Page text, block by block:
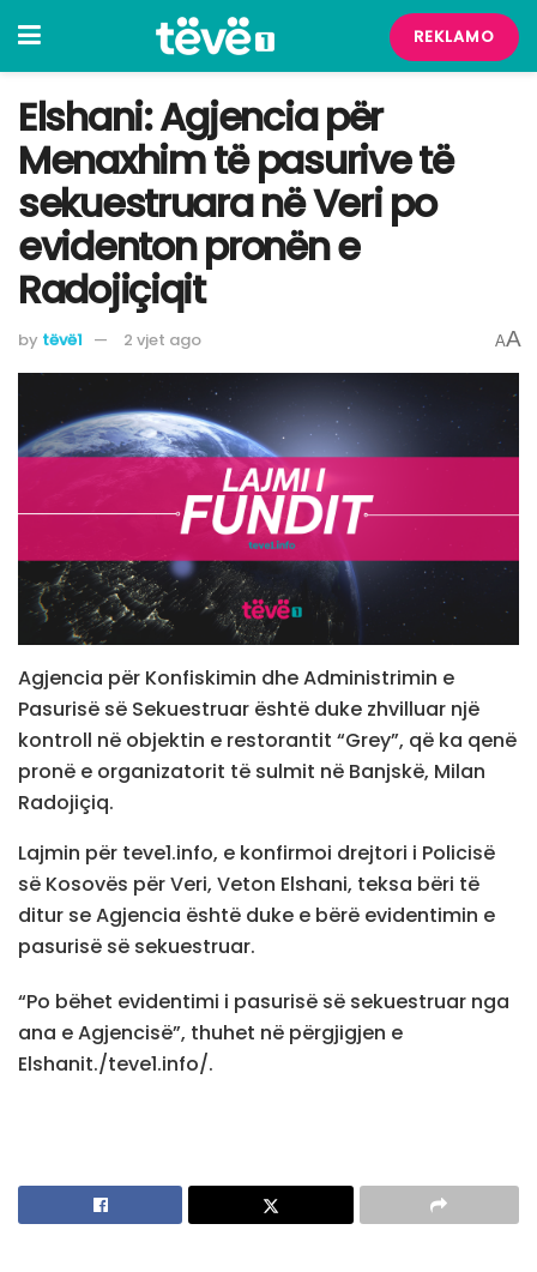
REKLAMO
Elshani: Agjencia për
Menaxhim të pasurive të
sekuestruara në Veri po
evidenton pronën e
Radojiçiqit
by tëvë1 2 vjet ago AA
Agjencia për Konfiskimin dhe Administrimin e
Pasurisë së Sekuestruar është duke zhvilluar një
kontroll në objektin e restorantit “Grey”, që ka qenë
pronë e organizatorit të sulmit në Banjskë, Milan
Radojiçiq.
Lajmin për teve1.info, e konfirmoi drejtori i Policisë
së Kosovës për Veri, Veton Elshani, teksa bëri të
ditur se Agjencia është duke e bërë evidentimin e
pasurisë së sekuestruar.
“Po bëhet evidentimi i pasurisë së sekuestruar nga
ana e Agjencisë”, thuhet në përgjigjen e
Elshanit./teve1.info/.